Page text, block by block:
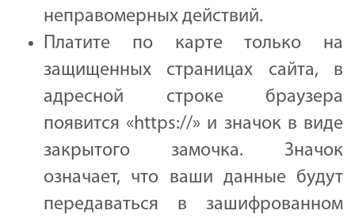
неправомерных действий.
Платите по карте только на
защищенных страницах сайта, в
адресной строке браузера
появится «https://» и значок в виде
закрытого замочка. Значок
означает, что ваши данные будут
передаваться в зашифрованном